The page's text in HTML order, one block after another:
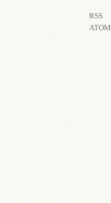
RSS
ATOM